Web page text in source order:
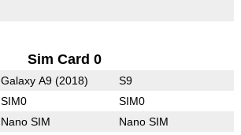
Sim Card 0
Galaxy A9 (2018) S9
SIM0 SIM0
Nano SIM Nano SIM